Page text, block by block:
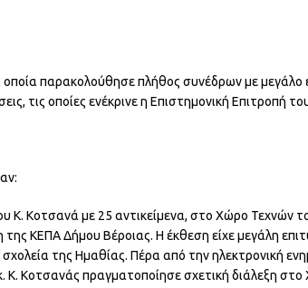
παρακολούθησε πλήθος συνέδρων με μεγάλο
τις οποίες ενέκρινε η Επιστημονική Επιτροπή
Κ. Κοτσανά με 25 αντικείμενα, στο Χώρο Τεχνών
ΚΕΠΑ Δήμου Βέροιας. Η έκθεση είχε μεγάλη
της Ημαθίας. Πέρα από την ηλεκτρονική
Κοτσανάς πραγματοποίησε σχετική διάλεξη